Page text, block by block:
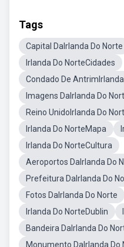
Tags
Capital DaIrlanda Do Norte
Irlanda Do NorteCidades
Condado De
Imagens DaIrlanda Do
Reino UnidoIrlanda Do
Irlanda Do NorteMapa
Irlanda Do NorteCultura
Aeroportos DaIrlanda Do
Prefeitura DaIrlanda Do
Fotos DaIrlanda Do Norte
Irlanda Do NorteDublin
Bandeira DaIrlanda Do
Monumento DaIrlanda Do